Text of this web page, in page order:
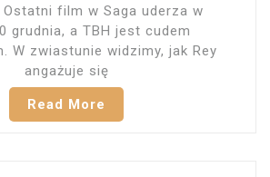
Ostatni film w Saga uderza w
grudnia, a TBH jest cudem
W zwiastunie widzimy, jak Rey
angażuje się
Read More